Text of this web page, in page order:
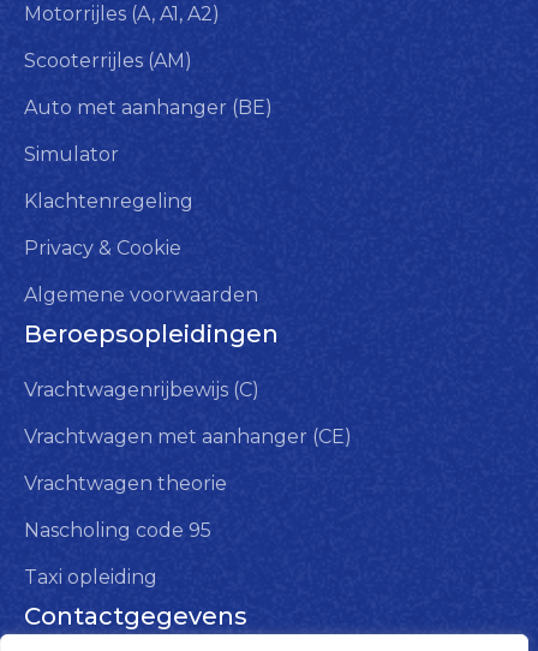
Motorrijles (A, A1, A2)
Scooterrijles (AM)
Auto met aanhanger (BE)
Simulator
Klachtenregeling
Privacy & Cookie
Algemene voorwaarden
Beroepsopleidingen
Vrachtwagenrijbewijs (C)
Vrachtwagen met aanhanger (CE)
Vrachtwagen theorie
Nascholing code 95
Taxi opleiding
Contactgegevens